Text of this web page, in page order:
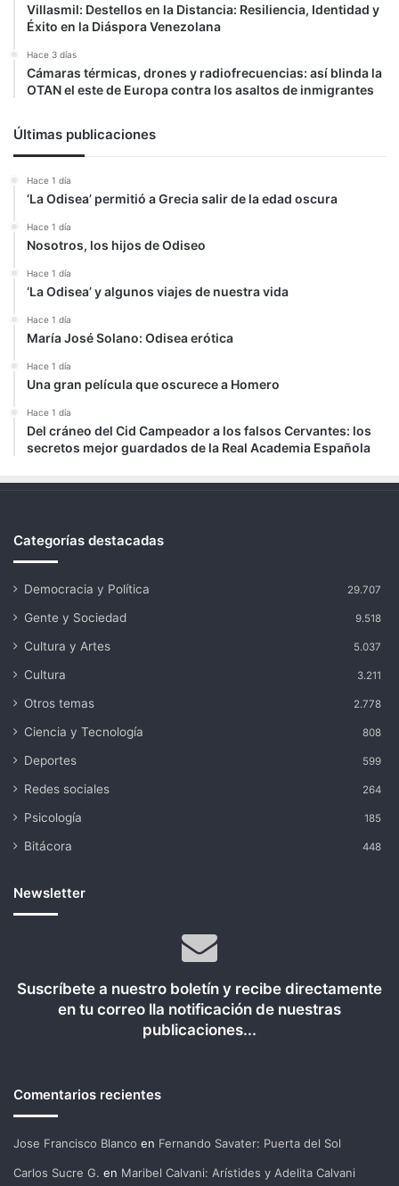
Villasmil: Destellos en la Distancia: Resiliencia, Identidad y
Éxito en la Diáspora Venezolana
Hace 3 días
Cámaras térmicas, drones y radiofrecuencias: así blinda la
OTAN el este de Europa contra los asaltos de inmigrantes
Últimas publicaciones
Hace 1 día
‘La Odisea’ permitió a Grecia salir de la edad oscura
Hace 1 día
Nosotros, los hijos de Odiseo
Hace 1 día
‘La Odisea’ y algunos viajes de nuestra vida
Hace 1 día
María José Solano: Odisea erótica
Hace 1 día
Una gran película que oscurece a Homero
Hace 1 día
Del cráneo del Cid Campeador a los falsos Cervantes: los
secretos mejor guardados de la Real Academia Española
Categorías destacadas
Democracia y Política 29.707
Gente y Sociedad 9.518
Cultura y Artes 5.037
Cultura 3.211
Otros temas 2.778
Ciencia y Tecnología 808
Deportes 599
Redes sociales 264
Psicología 185
Bitácora 448
Newsletter
Suscríbete a nuestro boletín y recibe directamente
en tu correo lla notificación de nuestras
publicaciones...
Comentarios recientes
Jose Francisco Blanco en Fernando Savater: Puerta del Sol
Carlos Sucre G. en Maribel Calvani: Arístides y Adelita Calvani